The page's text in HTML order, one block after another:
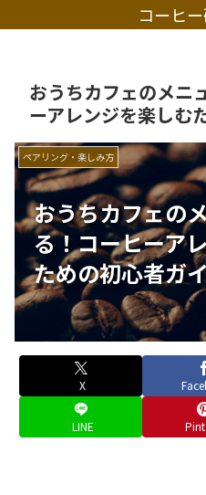
コーヒ
おうちカフェのメニ
ーアレンジを楽しむ
おうちカフェの
る！コーヒーア
ための初心者ガ
ペアリング・楽しみ方
X
LINE